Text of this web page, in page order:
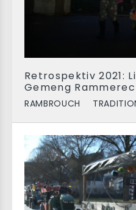
Retrospektiv 2021:
Gemeng
RAMBROUCH